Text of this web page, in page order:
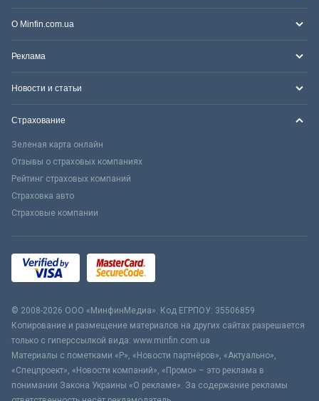
О Minfin.com.ua
Реклама
Новости и статьи
Страхование
Зеленая карта онлайн
Отзывы о страховых компаниях
Рейтинг страховых компаний
Страховка авто
Страховые компании
© 2008-2026 ООО «МинфинМедиа». Код ЕГРПОУ: 35506859
Копирование и размещение материалов на других сайтах разрешается
только с гиперссылкой вида: www.minfin.com.ua
Материалы с пометками «Р», «Новости партнёров», «Актуально»,
«Спецпроект», «Новости компаний», «Промо» – это реклама в
понимании Закона Украины «О рекламе». За содержание рекламы